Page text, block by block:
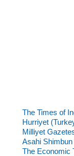
The Times of
Hurriyet
Milliyet
Asahi
The Economic